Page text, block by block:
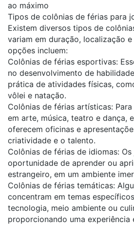
ao máximo
Tipos de colônias de férias para
Existem diversos tipos de
variam em duração, localização
opções incluem:
Colônias de férias esportivas:
no desenvolvimento de
prática de atividades físicas,
vôlei e natação.
Colônias de férias artísticas:
em arte, música, teatro e dança,
oferecem oficinas e
criatividade e o talento.
Colônias de férias de idiomas:
oportunidade de aprender ou
estrangeiro, em um ambiente
Colônias de férias temáticas:
concentram em temas
tecnologia, meio ambiente ou
proporcionando uma experiência